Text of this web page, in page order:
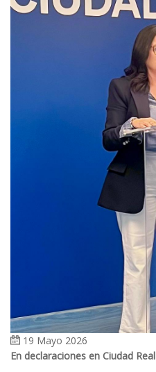
19 Mayo 2026
En declaraciones en Ciudad Real